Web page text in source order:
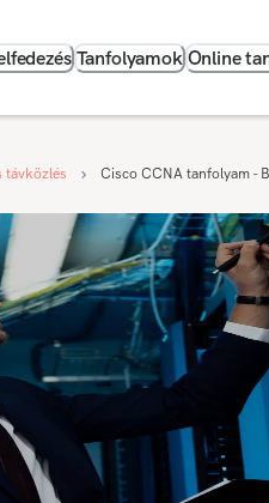
Tanfolyamok Online
távközlés Cisco CCNA tanfolyam -